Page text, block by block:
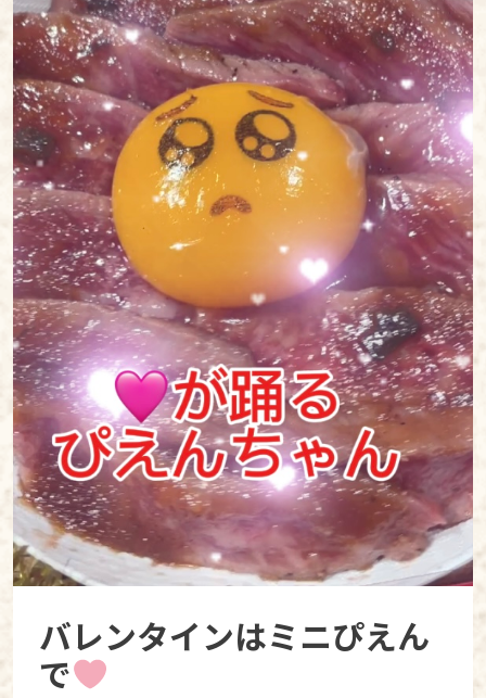
バレンタインはミニぴえん
で